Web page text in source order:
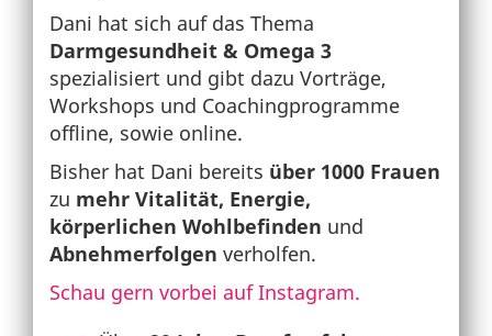
Dani hat sich auf das Thema
Darmgesundheit & Omega 3
spezialisiert und gibt dazu Vorträge,
Workshops und Coachingprogramme
offline, sowie online.
Bisher hat Dani bereits über 1000 Frauen
zu mehr Vitalität, Energie,
körperlichen Wohlbefinden und
Abnehmerfolgen verholfen.
Schau gern vorbei auf Instagram.